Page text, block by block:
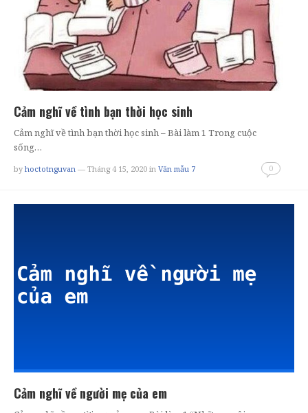
Cảm nghĩ về tình bạn thời học sinh
Cảm nghĩ về tình bạn thời học sinh – Bài làm 1 Trong cuộc
sống…
by hoctotnguvan — Tháng 4 15, 2020 in Văn mẫu 7 0
Cảm nghĩ về người mẹ của em